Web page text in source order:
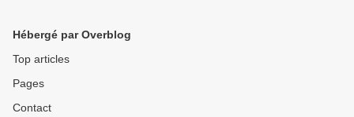
Hébergé par Overblog
Top articles
Pages
Contact